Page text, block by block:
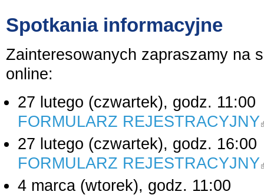
Spotkania informacyjne
Zainteresowanych zapraszamy na
online:
27 lutego (czwartek), godz. 11:00
FORMULARZ REJESTRACYJNY
27 lutego (czwartek), godz. 16:00
FORMULARZ REJESTRACYJNY
4 marca (wtorek), godz. 11:00